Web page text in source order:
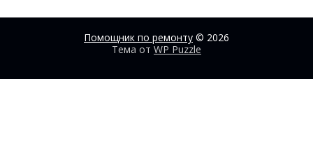
Помощник по ремонту © 2026
Тема от WP Puzzle